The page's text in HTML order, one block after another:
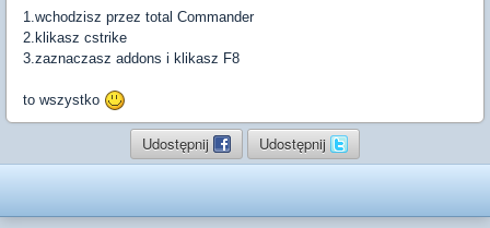
1.wchodzisz przez total Commander
2.klikasz cstrike
3.zaznaczasz addons i klikasz F8
to wszystko
Udostępnij Udostępnij